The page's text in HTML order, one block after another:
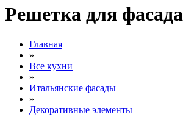
Решетка для
Главная
»
Все кухни
»
Итальянские фасады
»
Декоративные элементы